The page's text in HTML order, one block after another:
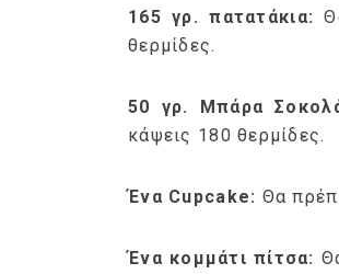
165 γρ. πατατάκια:
θερμίδες.
50 γρ. Μπάρα
κάψεις 180 θερμίδες.
Ένα Cupcake: Θα
Ένα κομμάτι πίτσα: